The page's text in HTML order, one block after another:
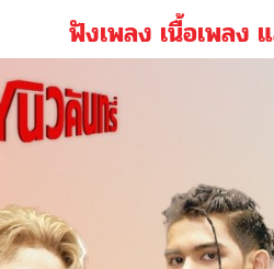
ฟังเพลง เนื้อเพลง